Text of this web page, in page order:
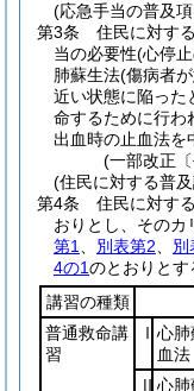
(応急手当の普及
第3条
住民に対す
当の必要性(心停
肺蘇生法(傷病者
近い状態に陥った
命するために行わ
出血時の止血法を
(一部改正
(住民に対する普
第4条
住民に対す
おりとし、そのカ
第1
別表第2 別
4の1のとおりとす
講習の種類
普通救命講
習
Ⅰ 心肺
血法
Ⅱ 心肺